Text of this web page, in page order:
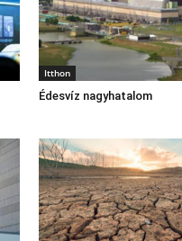
Itthon
Édesvíz nagyhatalom